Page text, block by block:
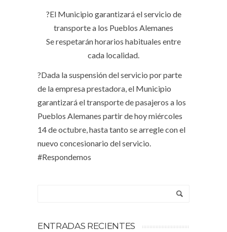
?El Municipio garantizará el servicio de
transporte a los Pueblos Alemanes
Se respetarán horarios habituales entre
cada localidad.
?Dada la suspensión del servicio por parte
de la empresa prestadora, el Municipio
garantizará el transporte de pasajeros a los
Pueblos Alemanes partir de hoy miércoles
14 de octubre, hasta tanto se arregle con el
nuevo concesionario del servicio.
#Respondemos
ENTRADAS RECIENTES